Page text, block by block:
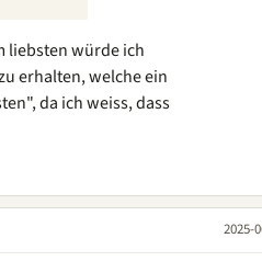
liebsten würde ich
erhalten, welche ein
da ich weiss, dass
2025-